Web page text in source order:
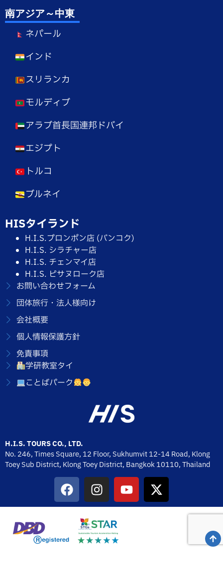
南アジア～中東
ネパール
インド
スリランカ
モルディブ
アラブ首長国連邦ドバイ
エジプト
トルコ
ブルネイ
HISタイランド
H.I.S.プロンポン店 (バンコク)
H.I.S. シラチャー店
H.I.S. チェンマイ店
H.I.S. ピサヌローク店
お問い合わせフォーム
団体旅行・法人様向け
会社概要
個人情報保護方針
免責事項
学研教室タイ
ことばパーク
H.I.S. TOURS CO., LTD.
No. 246, Times Square, 12 Floor, Sukhumvit 12-14 Road, Klong
Toey Sub District, Klong Toey District, Bangkok 10110,Thailand